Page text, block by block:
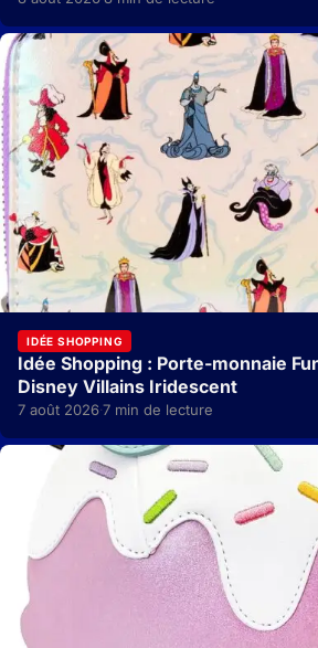
IDÉE SHOPPING
Idée Shopping : Porte-monnaie
Disney Villains Iridescent
7 août 2026·7 min de lecture